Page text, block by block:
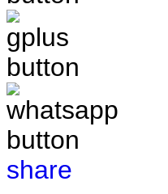
share